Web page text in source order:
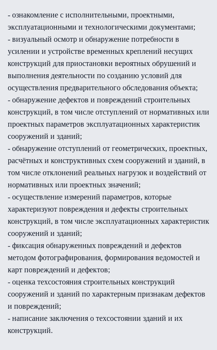
- ознакомление с исполнительными, проектными,
эксплуатационными и технологическими документами;
- визуальный осмотр и обнаружение потребности в
усилении и устройстве временных креплений несущих
конструкций для приостановки вероятных обрушений и
выполнения деятельности по созданию условий для
осуществления предварительного обследования объекта;
- обнаружение дефектов и повреждений строительных
конструкций, в том числе отступлений от нормативных или
проектных параметров эксплуатационных характеристик
сооружений и зданий;
- обнаружение отступлений от геометрических, проектных,
расчётных и конструктивных схем сооружений и зданий, в
том числе отклонений реальных нагрузок и воздействий от
нормативных или проектных значений;
- осуществление измерений параметров, которые
характеризуют повреждения и дефекты строительных
конструкций, в том числе эксплуатационных характеристик
сооружений и зданий;
- фиксация обнаруженных повреждений и дефектов
методом фотографирования, формирования ведомостей и
карт повреждений и дефектов;
- оценка техсостояния строительных конструкций
сооружений и зданий по характерным признакам дефектов
и повреждений;
- написание заключения о техсостоянии зданий и их
конструкций.